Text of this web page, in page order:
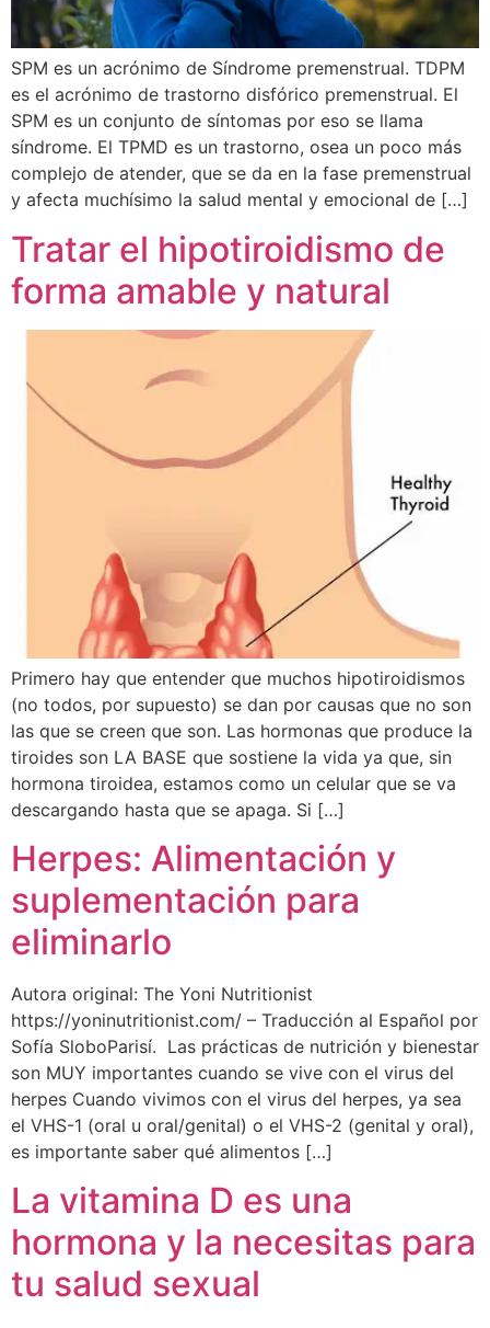
SPM es un acrónimo de Síndrome premenstrual. TDPM
es el acrónimo de trastorno disfórico premenstrual. El
SPM es un conjunto de síntomas por eso se llama
síndrome. El TPMD es un trastorno, osea un poco más
complejo de atender, que se da en la fase premenstrual
y afecta muchísimo la salud mental y emocional de […]
Tratar el hipotiroidismo de
forma amable y natural
Primero hay que entender que muchos hipotiroidismos
(no todos, por supuesto) se dan por causas que no son
las que se creen que son. Las hormonas que produce la
tiroides son LA BASE que sostiene la vida ya que, sin
hormona tiroidea, estamos como un celular que se va
descargando hasta que se apaga. Si […]
Herpes: Alimentación y
suplementación para
eliminarlo
Autora original: The Yoni Nutritionist
https://yoninutritionist.com/ – Traducción al Español por
Sofía SloboParisí. Las prácticas de nutrición y bienestar
son MUY importantes cuando se vive con el virus del
herpes Cuando vivimos con el virus del herpes, ya sea
el VHS-1 (oral u oral/genital) o el VHS-2 (genital y oral),
es importante saber qué alimentos […]
La vitamina D es una
hormona y la necesitas para
tu salud sexual